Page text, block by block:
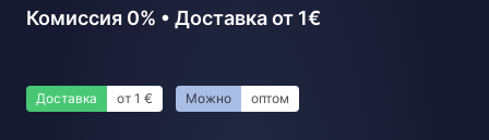
Комиссия 0% • Доставка от 1€
Доставка от 1 € Можно оптом